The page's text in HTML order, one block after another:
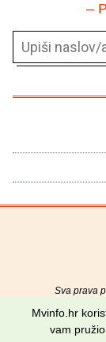
–
Sva prava
O nama
Mvinfo.hr
vam